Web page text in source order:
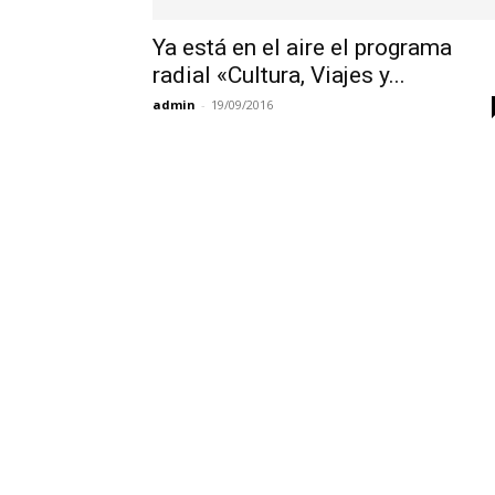
Ya está en el aire el programa
radial «Cultura, Viajes y...
admin - 19/09/2016